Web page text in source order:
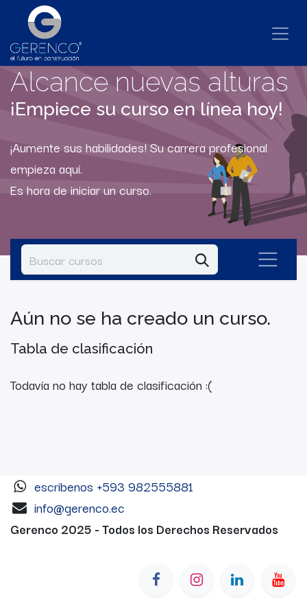
Alcance nuevas alturas
¡Empiece su curso en línea hoy!
¡Aumente sus habilidades! Su carrera profesional
empieza aquí.
Es hora de iniciar un curso.
Tabla de clasificación
Todavía no hay tabla de clasificación :(
Aún no se ha creado un curso.
escribenos +593 982555881
info@gerenco.ec
Gerenco 2025 - Todos los Derechos Reservados